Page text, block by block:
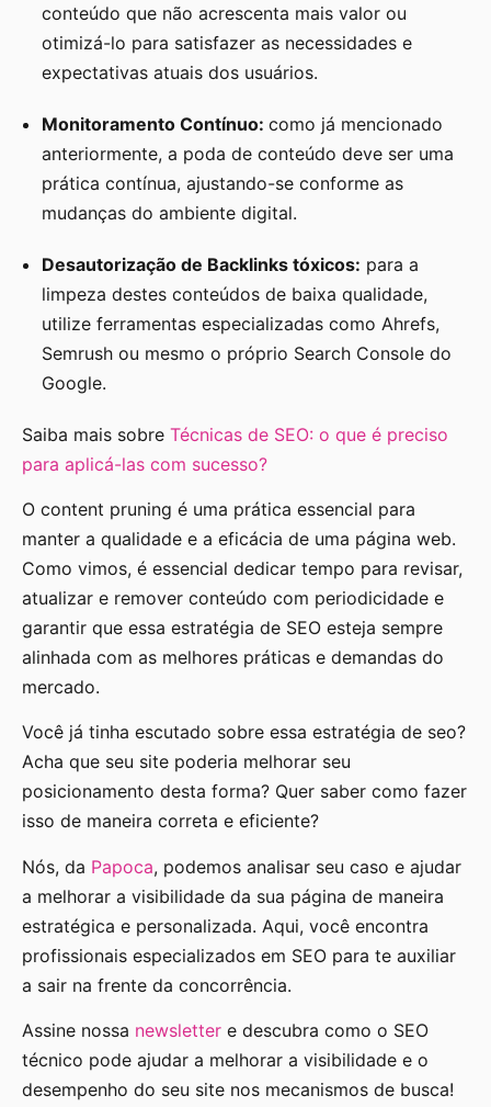
conteúdo que não acrescenta mais valor ou
otimizá-lo para satisfazer as necessidades e
expectativas atuais dos usuários.
Monitoramento Contínuo: como já mencionado
anteriormente, a poda de conteúdo deve ser uma
prática contínua, ajustando-se conforme as
mudanças do ambiente digital.
Desautorização de Backlinks tóxicos: para a
limpeza destes conteúdos de baixa qualidade,
utilize ferramentas especializadas como Ahrefs,
Semrush ou mesmo o próprio Search Console do
Google.
Saiba mais sobre Técnicas de SEO: o que é preciso
para aplicá-las com sucesso?
O content pruning é uma prática essencial para
manter a qualidade e a eficácia de uma página web.
Como vimos, é essencial dedicar tempo para revisar,
atualizar e remover conteúdo com periodicidade e
garantir que essa estratégia de SEO esteja sempre
alinhada com as melhores práticas e demandas do
mercado.
Você já tinha escutado sobre essa estratégia de seo?
Acha que seu site poderia melhorar seu
posicionamento desta forma? Quer saber como fazer
isso de maneira correta e eficiente?
Nós, da Papoca, podemos analisar seu caso e ajudar
a melhorar a visibilidade da sua página de maneira
estratégica e personalizada. Aqui, você encontra
profissionais especializados em SEO para te auxiliar
a sair na frente da concorrência.
Assine nossa newsletter e descubra como o SEO
técnico pode ajudar a melhorar a visibilidade e o
desempenho do seu site nos mecanismos de busca!